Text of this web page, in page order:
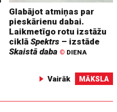
Glabājot atmiņas par
pieskārienu dabai.
Laikmetīgo rotu izstāžu
ciklāSpektrs – izstāde
Skaistā daba © DIENA
Vairāk MĀKSLA